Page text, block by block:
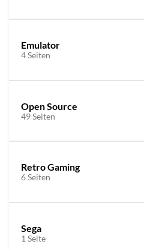
Emulator
4 Seiten
Open Source
49 Seiten
Retro Gaming
6 Seiten
Sega
1 Seite